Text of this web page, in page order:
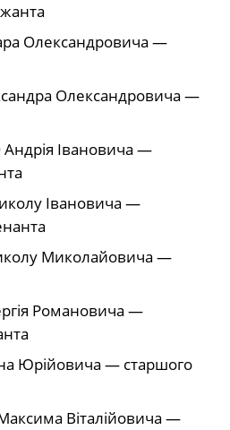
Олександровича —
Олександровича —
Івановича —
Івановича —
Миколайовича —
Романовича —
Юрійовича — старшого
Віталійовича —